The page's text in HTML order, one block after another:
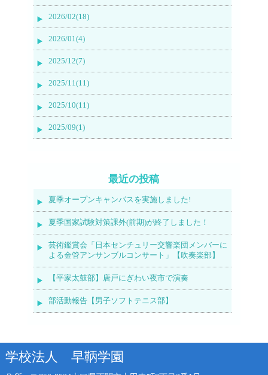
2026/02(18)
2026/01(4)
2025/12(7)
2025/11(11)
2025/10(11)
2025/09(1)
最近の投稿
夏季オープンキャンパスを実施しました!
夏季国家試験対策課外(前期)が終了しました！
芸術鑑賞会「日本センチュリー交響楽団メンバーに
よる金管アンサンブルコンサート」【吹奏楽部】
【平家太鼓部】唐戸にぎわい夜市で演奏
部活動報告【男子ソフトテニス部】
学校法人 早鞆学園